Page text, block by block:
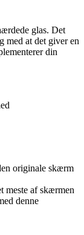
glas. Det
med at det giver en
din
originale skærm
meste af skærmen
denne